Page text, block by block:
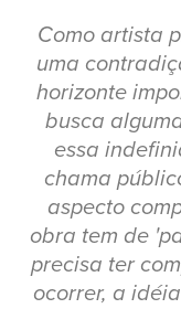
Como artista
uma
horizonte
busca
essa
chama
aspecto
obra tem de
precisa ter
ocorrer, a